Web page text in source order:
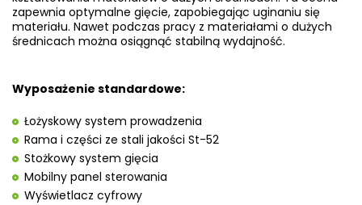
zapewnia optymalne gięcie, zapobiegając uginaniu się
materiału. Nawet podczas pracy z materiałami o dużych
średnicach można osiągnąć stabilną wydajność.
Wyposażenie standardowe:
Łożyskowy system prowadzenia
Rama i części ze stali jakości St-52
Stożkowy system gięcia
Mobilny panel sterowania
Wyświetlacz cyfrowy